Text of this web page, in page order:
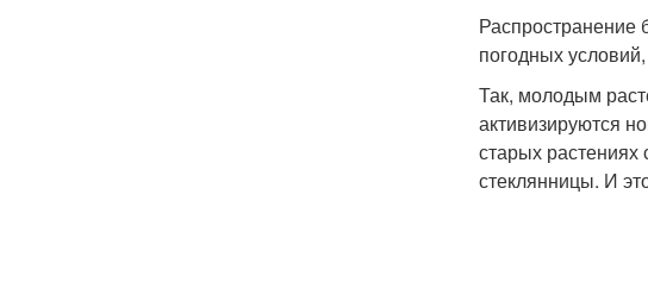
Распространение
погодных
Так, молодым
активизируются
старых
стеклянницы. И